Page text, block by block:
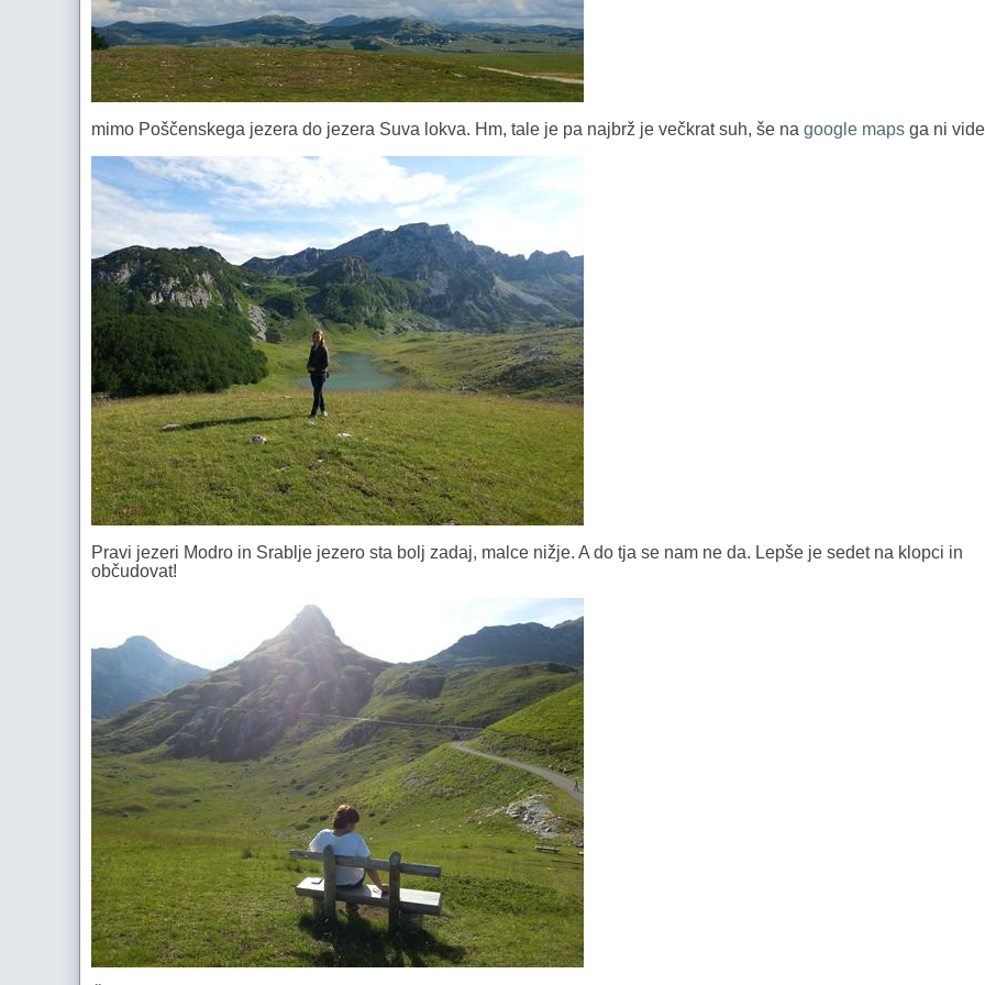
mimo Poščenskega jezera do jezera Suva lokva. Hm, tale je pa najbrž je večkrat suh, še na google maps ga ni
Pravi jezeri Modro in Srablje jezero sta bolj zadaj, malce nižje. A do tja se nam ne da. Lepše je sedet na klopci in
občudovat!